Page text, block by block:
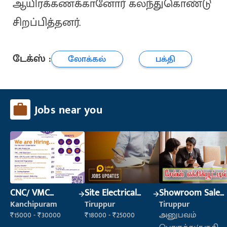
ஆயிரக்கணக்கானோர் கலந்துகொண்டு
சிறப்பித்தனர்.
டேக்ஸ் : லோக்கல் பக்தி
Jobs near you
CNC/ VMC
Operator
Kanchipuram
₹15000 - ₹30000
Site Electrical
Engineer
Tiruppur
₹18000 - ₹25000
Showroom Sales
Executive (Retail
Sales)
Tiruppur
அனுபவம்